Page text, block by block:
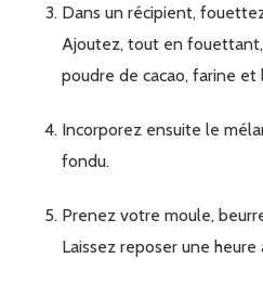
Dans un récipient, fouettez les oeufs avec le sucre.
Ajoutez, tout en
poudre de cacao, farine et
Incorporez ensuite le mélange beurre / chocolat
fondu.
Prenez votre moule, beurrez-le et versez la pâte.
Laissez reposer une heure